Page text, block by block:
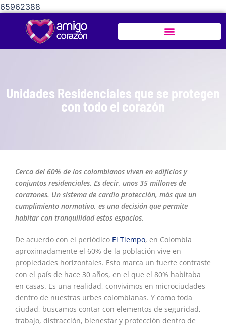
65962388
Unidades Residenciales que se protegen
con todo el corazón
Cerca del 60% de los colombianos viven en edificios y
conjuntos residenciales. Es decir, unos 35 millones de
corazones. Un sistema de cardio protección, más que un
cumplimiento normativo, es una decisión que permite
habitar con tranquilidad estos espacios.
De acuerdo con el periódico El Tiempo, en Colombia
aproximadamente el 60% de la población vive en
propiedades horizontales. Esto marca un fuerte contraste
con el país de hace 30 años, en el que el 80% habitaba
en casas. Es una realidad, convivimos en microciudades
dentro de nuestras urbes colombianas. Y como toda
ciudad, buscamos contar con elementos de seguridad,
trabajo, distracción, bienestar y protección dentro de